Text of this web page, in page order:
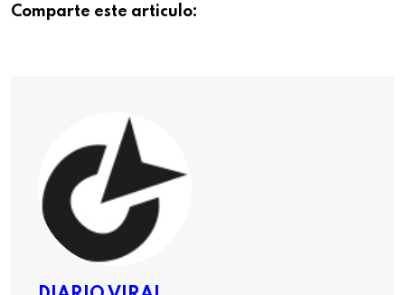
Comparte este articulo: